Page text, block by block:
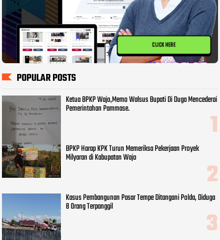
CLICK HERE
POPULAR POSTS
Ketua BPKP Wajo,Memo Walsus Bupati Di Duga Mencederai
Pemerintahan Pammase.
BPKP Harap KPK Turun Memeriksa Pekerjaan Proyek
Milyaran di Kabupatan Wajo
Kasus Pembangunan Pasar Tempe Ditangani Polda, Diduga
8 Orang Terpanggil